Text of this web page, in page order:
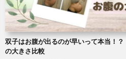
双子はお腹が出るのが早いって本当！
の大きさ比較